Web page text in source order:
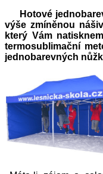
Hotové
výše zmíněnou
který Vám
termosublimační
jednobarevných